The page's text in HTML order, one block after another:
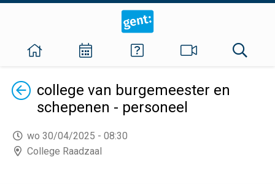
Terugcollege van burgemeester en
schepenen - personeel
wo 30/04/2025 - 08:30
College Raadzaal